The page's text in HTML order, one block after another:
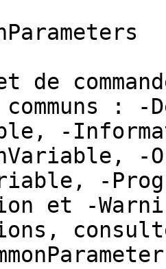
de
communs :
-
-
-
et -